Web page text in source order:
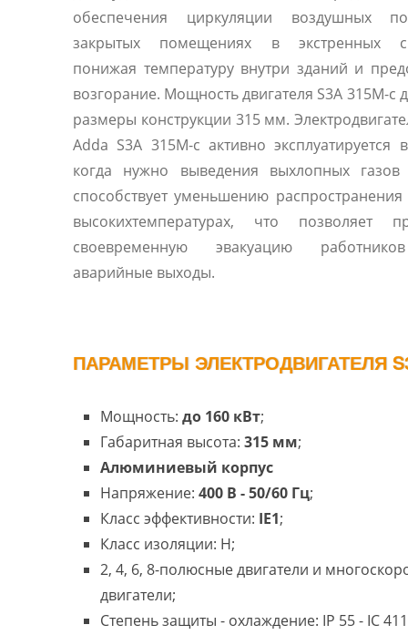
обеспечения циркуляции воздушных
закрытых помещениях в экстренных
понижая температуру внутри зданий и
возгорание. Мощность двигателя S3A 315M-c
размеры конструкции 315 мм.
Adda S3A 315M-c активно эксплуатируется
когда нужно выведения выхлопных
способствует уменьшению
высокихтемпературах, что позволяет
своевременную эвакуацию
аварийные выходы.
ПАРАМЕТРЫ ЭЛЕКТРОДВИГАТЕЛЯ
Мощность: до 160 кВт;
Габаритная высота: 315 мм;
Алюминиевый корпус
Напряжение: 400 В - 50/60 Гц;
Класс эффективности: IE1;
Класс изоляции: H;
2, 4, 6, 8-полюсные двигатели и
двигатели;
Степень защиты - охлаждение: IP 55 - IC 411